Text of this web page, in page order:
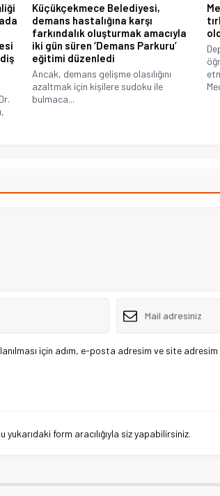
Küçükçekmece Belediyesi,
demans hastalığına karşı
farkındalık oluşturmak amacıyla
iki gün süren ‘Demans Parkuru’
eğitimi düzenledi
Ancak, demans gelişme olasılığını
azaltmak için kişilere sudoku ile
bulmaca...
için adım, e-posta adresim ve site adresim
yukarıdaki form aracılığıyla siz yapabilirsiniz.